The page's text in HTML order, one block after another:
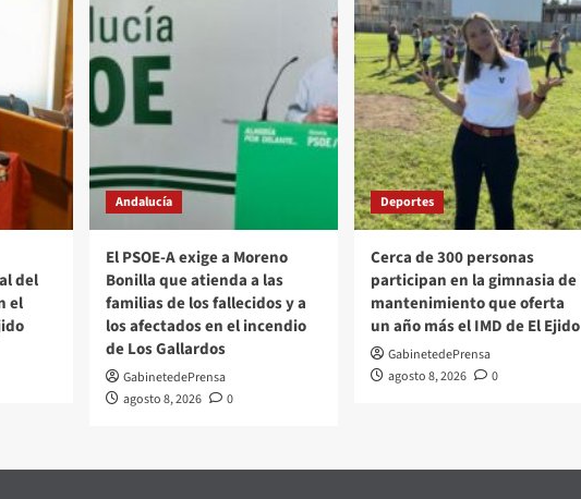
del
el
Andalucía
El PSOE-A exige a Moreno
Bonilla que atienda a las
familias de los fallecidos y a
los afectados en el incendio
de Los Gallardos
GabinetedePrensa
agosto 8, 2026
0
Deportes
Cerca de 300 personas
participan en la gimnasia de
mantenimiento que oferta
un año más el IMD de El Ejido
GabinetedePrensa
agosto 8, 2026
0